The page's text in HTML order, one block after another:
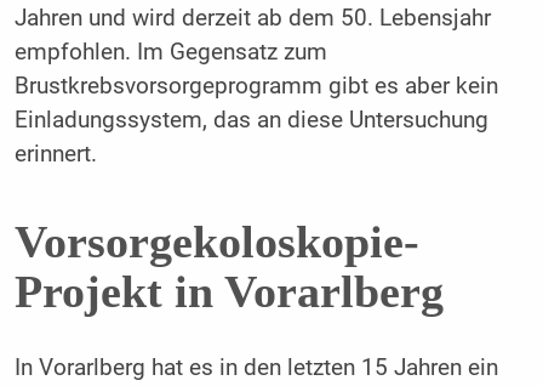
Jahren und wird derzeit ab dem 50. Lebensjahr
empfohlen. Im Gegensatz zum
Brustkrebsvorsorgeprogramm gibt es aber kein
Einladungssystem, das an diese Untersuchung
erinnert.
Vorsorgekoloskopie-
Projekt in Vorarlberg
In Vorarlberg hat es in den letzten 15 Jahren ein